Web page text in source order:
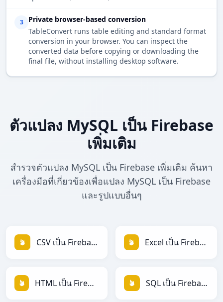
3
Private browser-based conversion
TableConvert runs table editing and standard format
conversion in your browser. You can inspect the
converted data before copying or downloading the
final file, without installing desktop software.
ตัวแปลง MySQL เป็น Firebase
เพิ่มเติม
สำรวจตัวแปลง MySQL เป็น Firebase เพิ่มเติม ค้นหา
เครื่องมือที่เกี่ยวข้องเพื่อแปลง MySQL เป็น Firebase
และรูปแบบอื่นๆ
CSV เป็น Firebase Excel เป็น Firebase
HTML เป็น Firebase SQL เป็น Firebase